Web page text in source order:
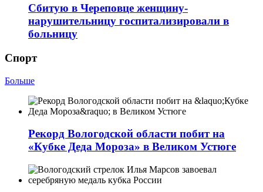
Сбитую в Череповце женщину-
нарушительницу госпитализировали в
больницу
Спорт
Больше
Рекорд Вологодской области побит на
«Кубке Деда Мороза» в Великом Устюге